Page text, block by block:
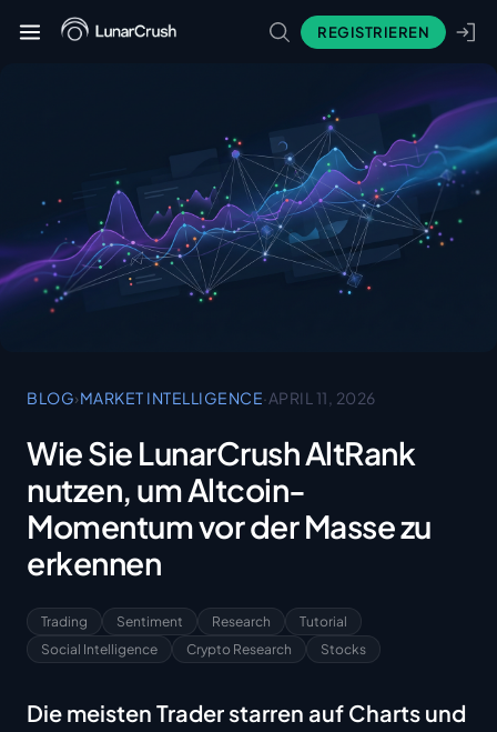
REGISTRIEREN
BLOG›MARKET INTELLIGENCE·APRIL 11, 2026
Wie Sie LunarCrush AltRank
nutzen, um Altcoin-
Momentum vor der Masse zu
erkennen
Trading Sentiment Research
Tutorial
Social Intelligence
Crypto Research Stocks
Die meisten Trader starren auf Charts und